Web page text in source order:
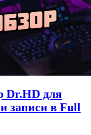
Dr.HD для
записи в Full